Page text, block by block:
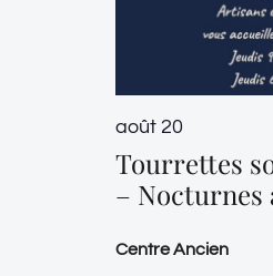
août 20
Tourrettes
– Nocturnes
Centre Ancien